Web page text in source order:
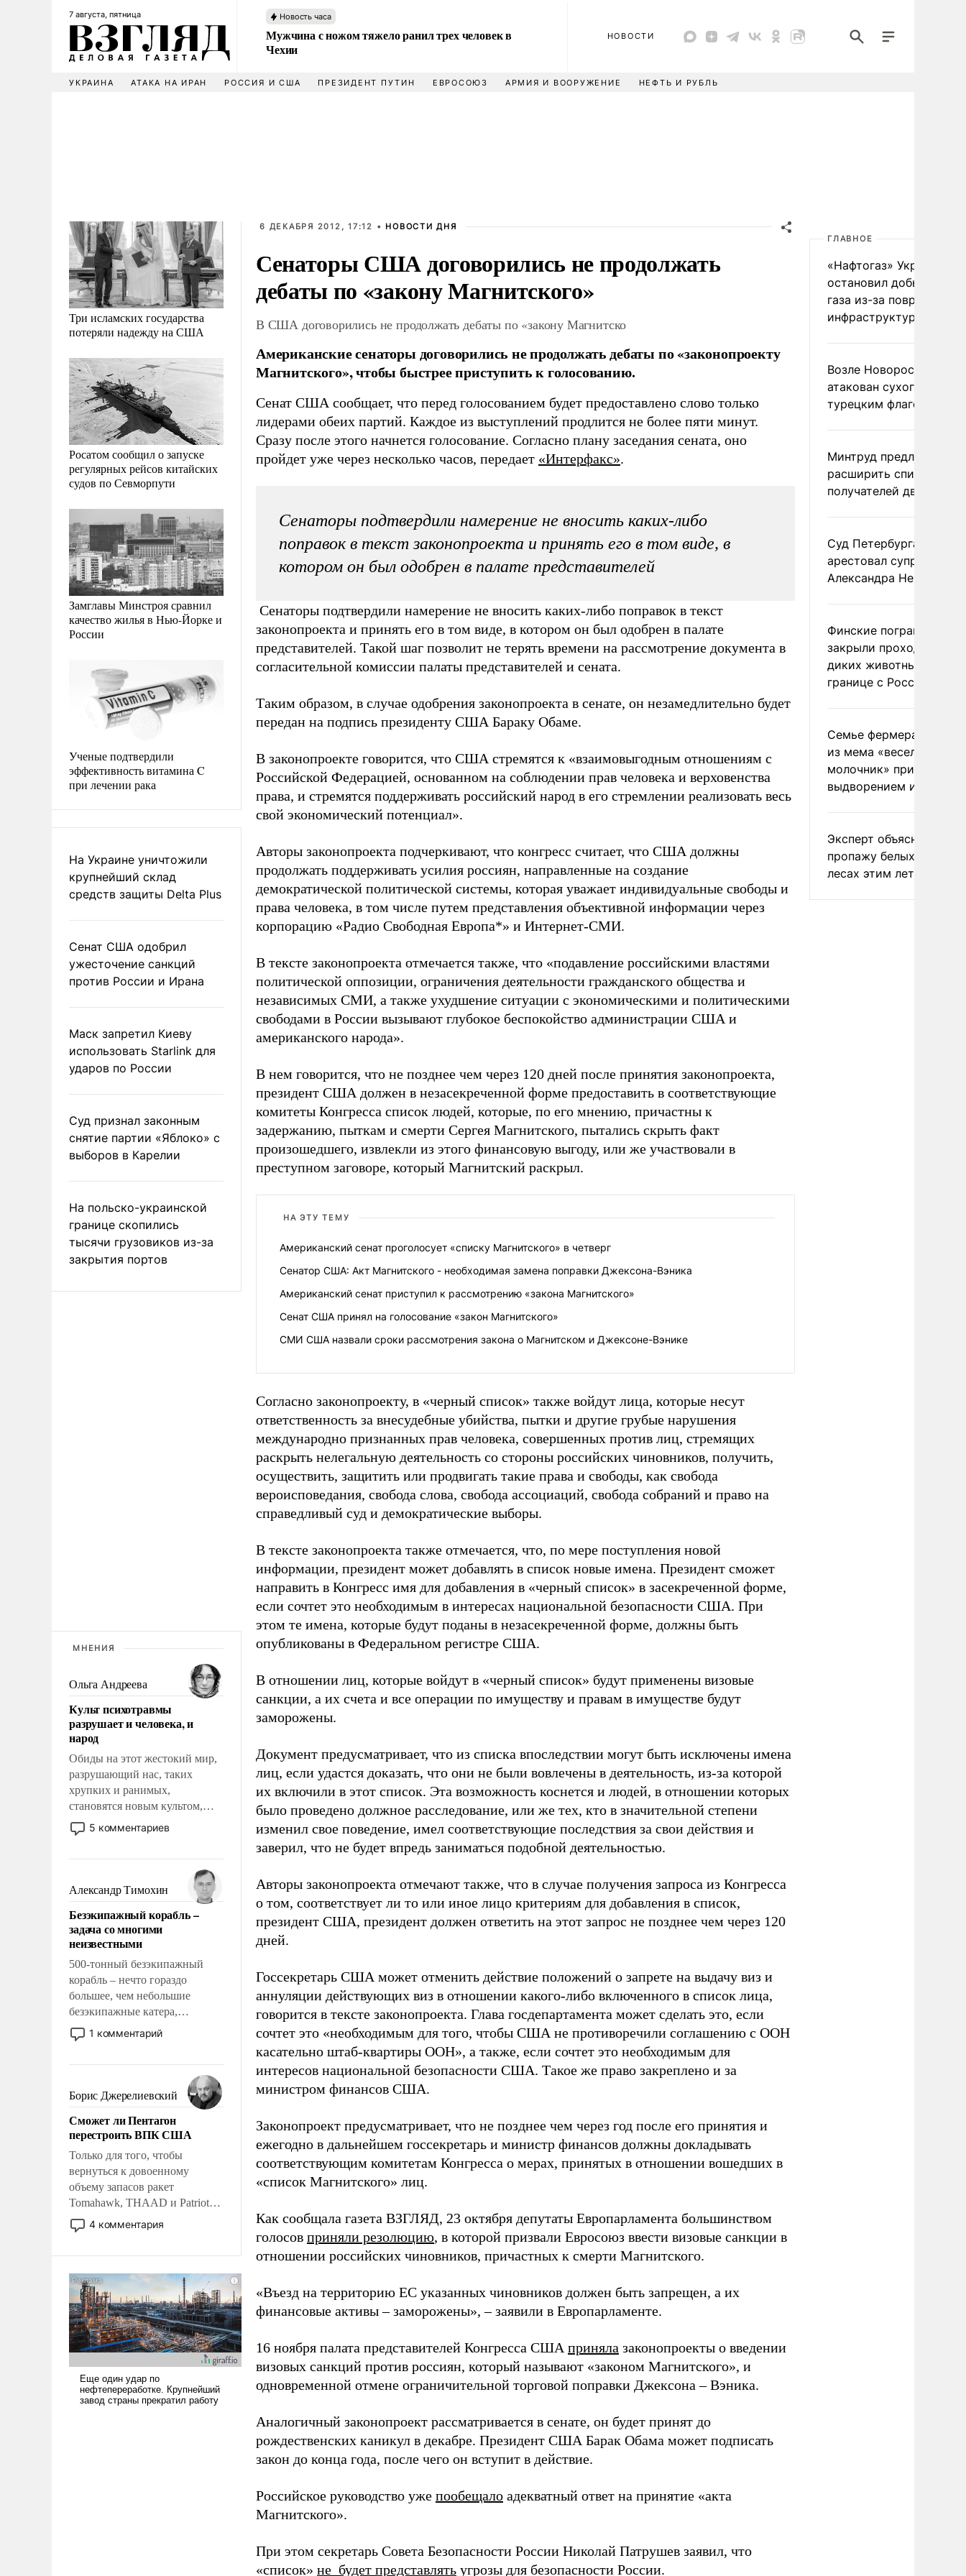
7 августа, пятница Новость часа
Мужчина с ножом тяжело ранил трех человек в
Чехии
НОВОСТИ
УКРАИНА АТАКА НА ИРАН РОССИЯ И США ПРЕЗИДЕНТ ПУТИН ЕВРОСОЮЗ АРМИЯ И ВООРУЖЕНИЕ НЕФТЬ И РУБЛЬ
Три исламских государства
потеряли надежду на США
Росатом сообщил о запуске
регулярных рейсов китайских
судов по Севморпути
Замглавы Минстроя сравнил
качество жилья в Нью-Йорке и
России
Ученые подтвердили
эффективность витамина C
при лечении рака
На Украине уничтожили
крупнейший склад
средств защиты Delta Plus
Сенат США одобрил
ужесточение санкций
против России и Ирана
Маск запретил Киеву
использовать Starlink для
ударов по России
Суд признал законным
снятие партии «Яблоко» с
выборов в Карелии
На польско-украинской
границе скопились
тысячи грузовиков из-за
закрытия портов
МНЕНИЯ
Ольга Андреева
Культ психотравмы
разрушает и человека, и
народ
Обиды на этот жестокий мир,
разрушающий нас, таких
хрупких и ранимых,
становятся новым культом,
постепенно вытесняя и
отменяя традиционное
мужественным и твердым под
ударами судьбы, брать на себя
ответственность, помогать
слабым, идти вперед и
адаптироваться.
5 комментариев
Александр Тимохин
Безэкипажный корабль –
задача со многими
неизвестными
500-тонный безэкипажный
корабль – нечто гораздо
большее, чем небольшие
безэкипажные катера,
применение которых уже
стало обыденностью. Задача по
сложна и амбициозна. Однако
и ее реализация радикально
поднимет наши боевые
возможности.
1 комментарий
Борис Джерелиевский
Сможет ли Пентагон
перестроить ВПК США
Только для того, чтобы
вернуться к довоенному
объему запасов ракет
Tomahawk, THAAD и Patriot
США потребуется более трех
лет. Даже небольшая война с
Сложившаяся ситуация
означает многолетний период
уязвимости США, например,
перед Китаем.
4 комментария
6 ДЕКАБРЯ 2012, 17:12 • НОВОСТИ ДНЯ
Сенаторы США договорились не продолжать
дебаты по «закону Магнитского»
В США договорились не продолжать дебаты по «закону Магнитско
Американские сенаторы договорились не продолжать дебаты по «законопроекту
Магнитского», чтобы быстрее приступить к голосованию.
Сенат США сообщает, что перед голосованием будет предоставлено слово только
лидерами обеих партий. Каждое из выступлений продлится не более пяти минут.
Сразу после этого начнется голосование. Согласно плану заседания сената, оно
пройдет уже через несколько часов, передает «Интерфакс».
Сенаторы подтвердили намерение не вносить каких-либо
поправок в текст законопроекта и принять его в том виде, в
котором он был одобрен в палате представителей
Сенаторы подтвердили намерение не вносить каких-либо поправок в текст
законопроекта и принять его в том виде, в котором он был одобрен в палате
представителей. Такой шаг позволит не терять времени на рассмотрение документа в
согласительной комиссии палаты представителей и сената.
Таким образом, в случае одобрения законопроекта в сенате, он незамедлительно будет
передан на подпись президенту США Бараку Обаме.
В законопроекте говорится, что США стремятся к «взаимовыгодным отношениям с
Российской Федерацией, основанном на соблюдении прав человека и верховенства
права, и стремятся поддерживать российский народ в его стремлении реализовать весь
свой экономический потенциал».
Авторы законопроекта подчеркивают, что конгресс считает, что США должны
продолжать поддерживать усилия россиян, направленные на создание
демократической политической системы, которая уважает индивидуальные свободы и
права человека, в том числе путем представления объективной информации через
корпорацию «Радио Свободная Европа*» и Интернет-СМИ.
В тексте законопроекта отмечается также, что «подавление российскими властями
политической оппозиции, ограничения деятельности гражданского общества и
независимых СМИ, а также ухудшение ситуации с экономическими и политическими
свободами в России вызывают глубокое беспокойство администрации США и
американского народа».
В нем говорится, что не позднее чем через 120 дней после принятия законопроекта,
президент США должен в незасекреченной форме предоставить в соответствующие
комитеты Конгресса список людей, которые, по его мнению, причастны к
задержанию, пыткам и смерти Сергея Магнитского, пытались скрыть факт
произошедшего, извлекли из этого финансовую выгоду, или же участвовали в
преступном заговоре, который Магнитский раскрыл.
НА ЭТУ ТЕМУ
Американский сенат проголосует «списку Магнитского» в четверг
Сенатор США: Акт Магнитского - необходимая замена поправки Джексона-Вэника
Американский сенат приступил к рассмотрению «закона Магнитского»
Сенат США принял на голосование «закон Магнитского»
СМИ США назвали сроки рассмотрения закона о Магнитском и Джексоне-Вэнике
Согласно законопроекту, в «черный список» также войдут лица, которые несут
ответственность за внесудебные убийства, пытки и другие грубые нарушения
международно признанных прав человека, совершенных против лиц, стремящих
раскрыть нелегальную деятельность со стороны российских чиновников, получить,
осуществить, защитить или продвигать такие права и свободы, как свобода
вероисповедания, свобода слова, свобода ассоциаций, свобода собраний и право на
справедливый суд и демократические выборы.
В тексте законопроекта также отмечается, что, по мере поступления новой
информации, президент может добавлять в список новые имена. Президент сможет
направить в Конгресс имя для добавления в «черный список» в засекреченной форме,
если сочтет это необходимым в интересах национальной безопасности США. При
этом те имена, которые будут поданы в незасекреченной форме, должны быть
опубликованы в Федеральном регистре США.
В отношении лиц, которые войдут в «черный список» будут применены визовые
санкции, а их счета и все операции по имуществу и правам в имуществе будут
заморожены.
Документ предусматривает, что из списка впоследствии могут быть исключены имена
лиц, если удастся доказать, что они не были вовлечены в деятельность, из-за которой
их включили в этот список. Эта возможность коснется и людей, в отношении которых
было проведено должное расследование, или же тех, кто в значительной степени
изменил свое поведение, имел соответствующие последствия за свои действия и
заверил, что не будет впредь заниматься подобной деятельностью.
Авторы законопроекта отмечают также, что в случае получения запроса из Конгресса
о том, соответствует ли то или иное лицо критериям для добавления в список,
президент США, президент должен ответить на этот запрос не позднее чем через 120
дней.
Госсекретарь США может отменить действие положений о запрете на выдачу виз и
аннуляции действующих виз в отношении какого-либо включенного в список лица,
говорится в тексте законопроекта. Глава госдепартамента может сделать это, если
сочтет это «необходимым для того, чтобы США не противоречили соглашению с ООН
касательно штаб-квартиры ООН», а также, если сочтет это необходимым для
интересов национальной безопасности США. Такое же право закреплено и за
министром финансов США.
Законопроект предусматривает, что не позднее чем через год после его принятия и
ежегодно в дальнейшем госсекретарь и министр финансов должны докладывать
соответствующим комитетам Конгресса о мерах, принятых в отношении вошедших в
«список Магнитского» лиц.
Как сообщала газета ВЗГЛЯД, 23 октября депутаты Европарламента большинством
голосов приняли резолюцию, в которой призвали Евросоюз ввести визовые санкции в
отношении российских чиновников, причастных к смерти Магнитского.
«Въезд на территорию ЕС указанных чиновников должен быть запрещен, а их
финансовые активы – заморожены», – заявили в Европарламенте.
16 ноября палата представителей Конгресса США приняла законопроекты о введении
визовых санкций против россиян, который называют «законом Магнитского», и
одновременной отмене ограничительной торговой поправки Джексона – Вэника.
Аналогичный законопроект рассматривается в сенате, он будет принят до
рождественских каникул в декабре. Президент США Барак Обама может подписать
закон до конца года, после чего он вступит в действие.
Российское руководство уже пообещало адекватный ответ на принятие «акта
Магнитского».
При этом секретарь Совета Безопасности России Николай Патрушев заявил, что
«список» не будет представлять угрозы для безопасности России.
ГЛАВНОЕ
«Нафтогаз» Украины
остановил добычу
газа из-за повреждения
инфраструктуры
Возле Новороссийска
атакован сухогруз под
турецким флагом
Минтруд предложил
расширить список
получателей двух
Суд Петербурга заочно
арестовал супругу
Александра Невзорова
Финские пограничники
закрыли проходы для
диких животных на
границе с Россией
Семье фермера
из мема «веселый
молочник» пригрозили
выдворением из
Эксперт объяснил
пропажу белых грибов
лесах этим летом